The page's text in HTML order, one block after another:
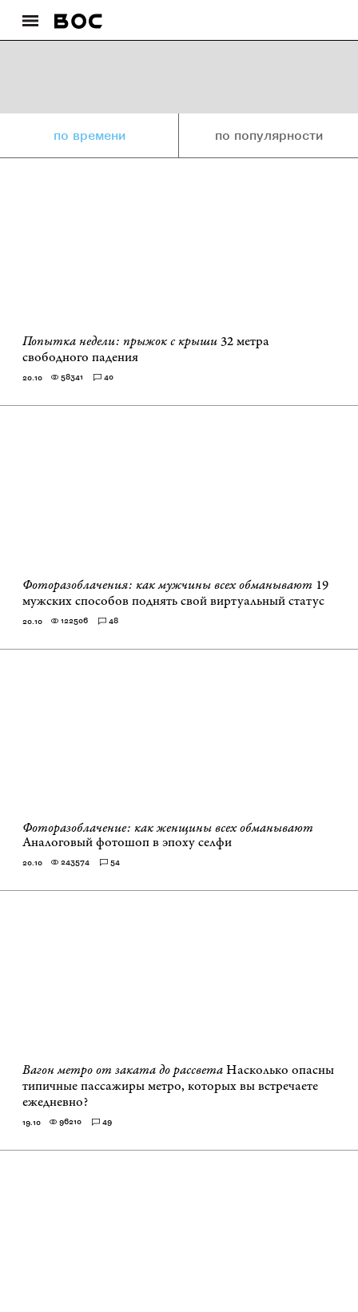
по времени по популярности
Попытка недели: прыжок с крыши32 метра
свободного падения
20.10 58341 40
Фоторазоблачения: как мужчины всех обманывают 19
мужских способов поднять свой виртуальный статус
20.10 122506 48
Фоторазоблачение: как женщины всех обманывают
Аналоговый фотошоп в эпоху селфи
20.10 243574 54
Вагон метро от заката до рассветаНасколько опасны
типичные пассажиры метро, которых вы встречаете
ежедневно?
19.10 96210 49